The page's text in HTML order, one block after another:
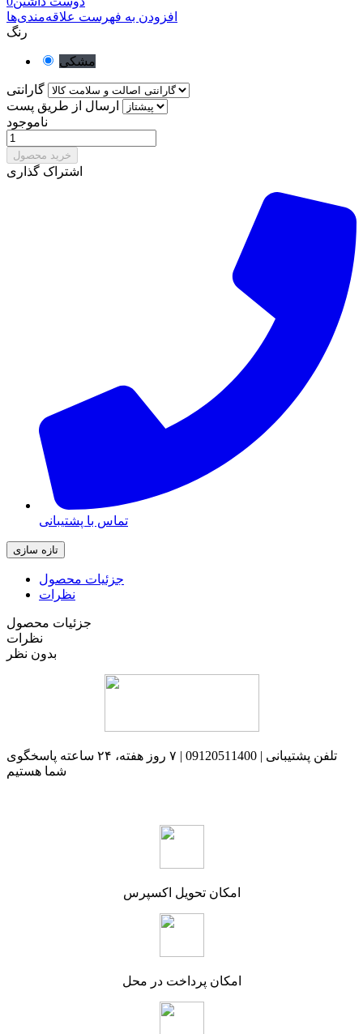
افزودن به فهرست علاقه‌مندی‌ها
رنگ
مشکی
گارانتی
ارسال از طریق پست
ناموجود
خرید محصول
اشتراک گذاری
تماس با پشتیبانی
جزئیات محصول
نظرات
جزئیات محصول
نظرات
بدون نظر
تلفن پشتیبانی | 09120511400 | ۷ روز هفته، ۲۴ ساعته پاسخگوی
شما هستیم
امکان تحویل اکسپرس
امکان پرداخت در محل